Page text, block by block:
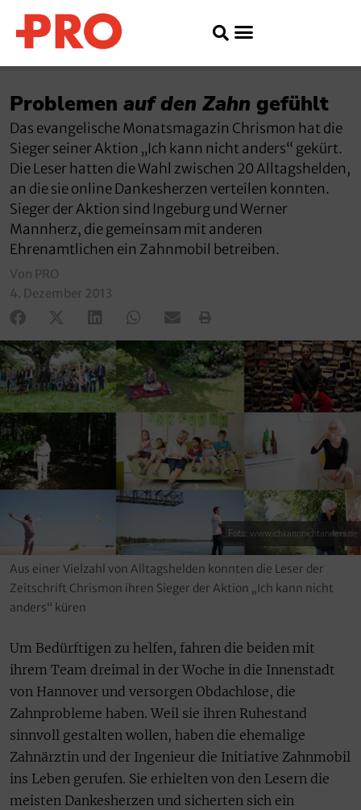
Problemen auf den Zahn gefühlt
Das evangelische Monatsmagazin Chrismon hat die
Sieger seiner Aktion „Ich kann nicht anders“ gekürt.
Die Leser hatten die Wahl zwischen 20 Alltagshelden,
an die sie online Dankesherzen verteilen konnten.
Sieger der Aktion sind Ingeburg und Werner
Mannherz, die gemeinsam mit anderen
Ehrenamtlichen ein Zahnmobil betreiben.
Von PRO
4. Dezember 2013
Foto: www.ichkannnichtanders.de
Aus einer Vielzahl von Alltagshelden konnten die Leser der
Zeitschrift Chrismon ihren Sieger der Aktion „Ich kann nicht
anders“ küren
Um Bedürftigen zu helfen, fahren die beiden mit
ihrem Team dreimal in der Woche in die Innenstadt
von Hannover und versorgen Obdachlose, die
Zahnprobleme haben. Weil sie ihren Ruhestand
sinnvoll gestalten wollen, haben die ehemalige
Zahnärztin und der Ingenieur die Initiative Zahnmobil
ins Leben gerufen. Sie erhielten von den Lesern die
meisten Dankesherzen und sicherten sich ein